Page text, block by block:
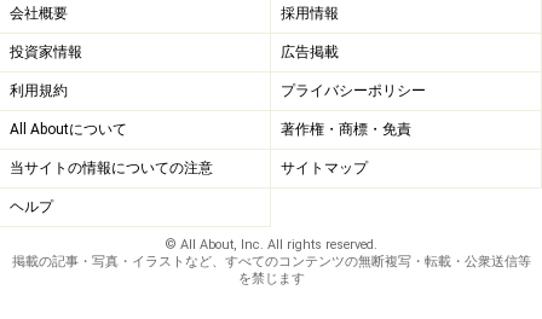
会社概要 採用情報
投資家情報 広告掲載
利用規約 プライバシーポリシー
All Aboutについて 著作権・商標・免責
当サイトの情報についての注意 サイトマップ
ヘルプ
© All About, Inc. All rights reserved.
掲載の記事・写真・イラストなど、すべてのコンテンツの無断複写・転載・公衆送信等
を禁じます